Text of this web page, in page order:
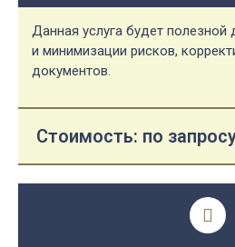
Данная услуга будет полезной
и минимизации рисков,
документов.
Стоимость: по